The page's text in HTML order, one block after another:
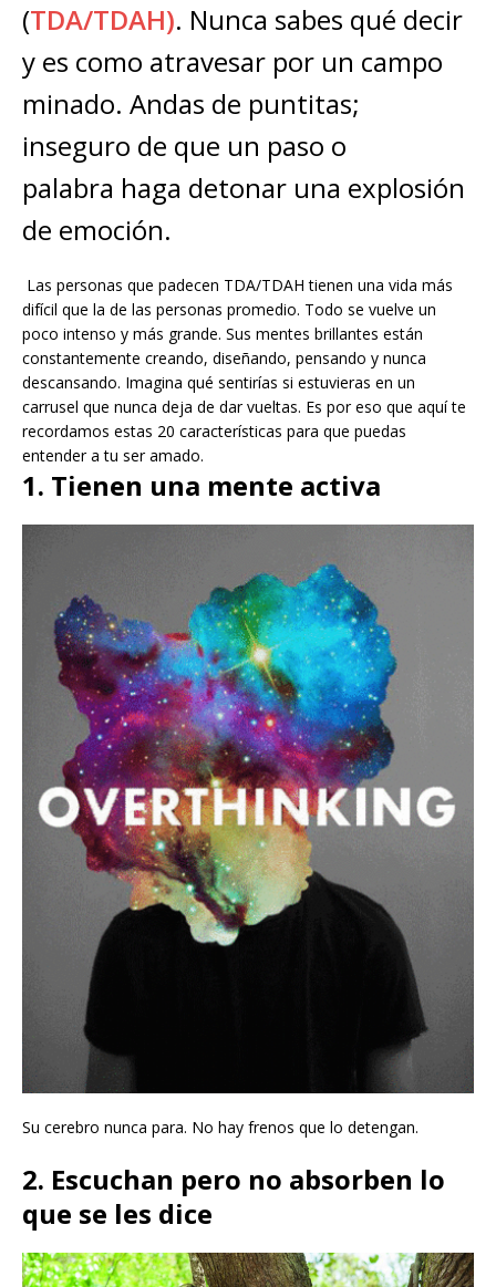
(TDA/TDAH). Nunca sabes qué decir
y es como atravesar por un campo
minado. Andas de puntitas;
inseguro de que un paso o
palabra haga detonar una explosión
de emoción.
Las personas que padecen TDA/TDAH tienen una vida más
difícil que la de las personas promedio. Todo se vuelve un
poco intenso y más grande. Sus mentes brillantes están
constantemente creando, diseñando, pensando y nunca
descansando. Imagina qué sentirías si estuvieras en un
carrusel que nunca deja de dar vueltas. Es por eso que aquí te
recordamos estas 20 características para que puedas
entender a tu ser amado.
1. Tienen una mente activa
Su cerebro nunca para. No hay frenos que lo detengan.
2. Escuchan pero no absorben lo
que se les dice